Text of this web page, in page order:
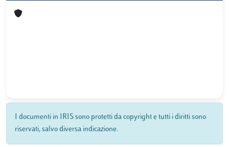
I documenti in IRIS sono protetti da copyright e tutti i diritti sono
riservati, salvo diversa indicazione.